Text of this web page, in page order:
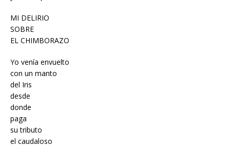
MI DELIRIO
SOBRE
EL CHIMBORAZO
Yo venía envuelto
con un manto
del Iris
desde
donde
paga
su tributo
el caudaloso